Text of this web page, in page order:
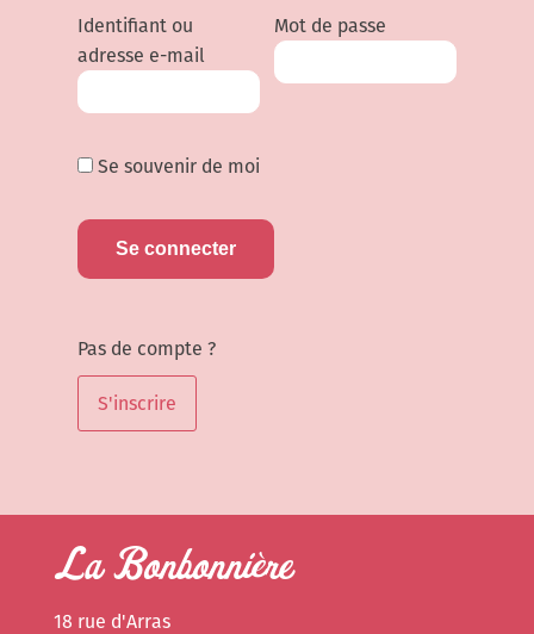
Identifiant ou
adresse e-mail
Mot de passe
Se souvenir de moi
Pas de compte ?
S'inscrire
La Bonbonnière
18 rue d'Arras